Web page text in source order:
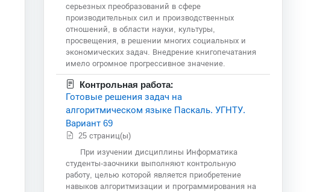
серьезных преобразований в сфере
производительных сил и производственных
отношений, в области науки, культуры,
просвещения, в решении многих социальных и
экономических задач. Внедрение книгопечатания
имело огромное прогрессивное значение.
Контрольная работа:
Готовые решения задач на
алгоритмическом языке Паскаль. УГНТУ.
Вариант 69
25 страниц(ы)
При изучении дисциплины Информатика
студенты-заочники выполняют контрольную
работу, целью которой является приобретение
навыков алгоритмизации и программирования на